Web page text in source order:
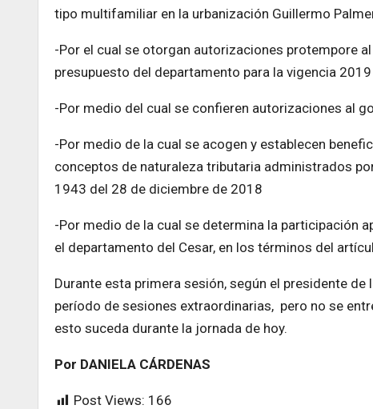
tipo multifamiliar en la urbanización Guillermo
-Por el cual se otorgan autorizaciones protempore
presupuesto del departamento para la vigencia 2019
-Por medio del cual se confieren autorizaciones al
-Por medio de la cual se acogen y establecen
conceptos de naturaleza tributaria administrados
1943 del 28 de diciembre de 2018
-Por medio de la cual se determina la participación
el departamento del Cesar, en los términos del
Durante esta primera sesión, según el presidente de
período de sesiones extraordinarias, pero no se
esto suceda durante la jornada de hoy.
Por DANIELA CÁRDENAS
Post Views: 166